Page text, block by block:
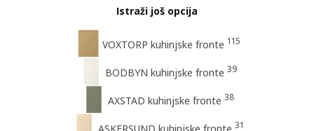
Istraži još opcija
VOXTORP kuhinjske fronte 115
BODBYN kuhinjske fronte 39
AXSTAD kuhinjske fronte 38
31